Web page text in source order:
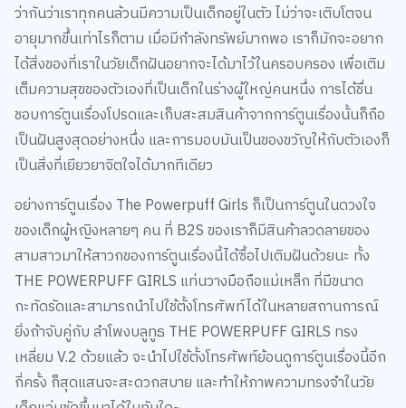
ว่ากันว่าเราทุกคนล้วนมีความเป็นเด็กอยู่ในตัว ไม่ว่าจะเติบโตจน
อายุมากขึ้นเท่าไรก็ตาม เมื่อมีกำลังทรัพย์มากพอ เราก็มักจะอยาก
ได้สิ่งของที่เราในวัยเด็กฝันอยากจะได้มาไว้ในครอบครอง เพื่อเติม
เต็มความสุขของตัวเองที่เป็นเด็กในร่างผู้ใหญ่คนหนึ่ง การได้ชื่น
ชอบการ์ตูนเรื่องโปรดและเก็บสะสมสินค้าจากการ์ตูนเรื่องนั้นก็ถือ
เป็นฝันสูงสุดอย่างหนึ่ง และการมอบมันเป็นของขวัญให้กับตัวเองก็
เป็นสิ่งที่เยียวยาจิตใจได้มากทีเดียว
อย่างการ์ตูนเรื่อง The Powerpuff Girls ก็เป็นการ์ตูนในดวงใจ
ของเด็กผู้หญิงหลายๆ คน ที่ B2S ของเราก็มีสินค้าลวดลายของ
สามสาวมาให้สาวกของการ์ตูนเรื่องนี้ได้ซื้อไปเติมฝันด้วยนะ ทั้ง
THE POWERPUFF GIRLS แท่นวางมือถือแม่เหล็ก ที่มีขนาด
กะทัดรัดและสามารถนำไปใช้ตั้งโทรศัพท์ได้ในหลายสถานการณ์
ยิ่งถ้าจับคู่กับ ลำโพงบลูทูธ THE POWERPUFF GIRLS ทรง
เหลี่ยม V.2 ด้วยแล้ว จะนำไปใช้ตั้งโทรศัพท์ย้อนดูการ์ตูนเรื่องนี้อีก
กี่ครั้ง ก็สุดแสนจะสะดวกสบาย และทำให้ภาพความทรงจำในวัย